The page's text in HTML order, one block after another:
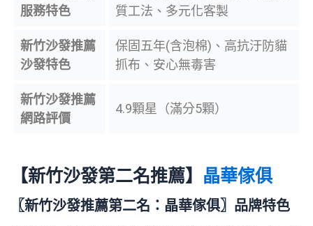
服務特色
質工法、多元化客製
新竹沙發推薦
沙發特色
保固五年(含泡棉)、高抗汙防貓
抓布、安心無毒害
新竹沙發推薦
網路評價
4.9顆星（滿分5顆）
【新竹沙發第二名推薦】 晶華傢俱
〖新竹沙發推薦第二名：晶華傢俱〗品牌特色